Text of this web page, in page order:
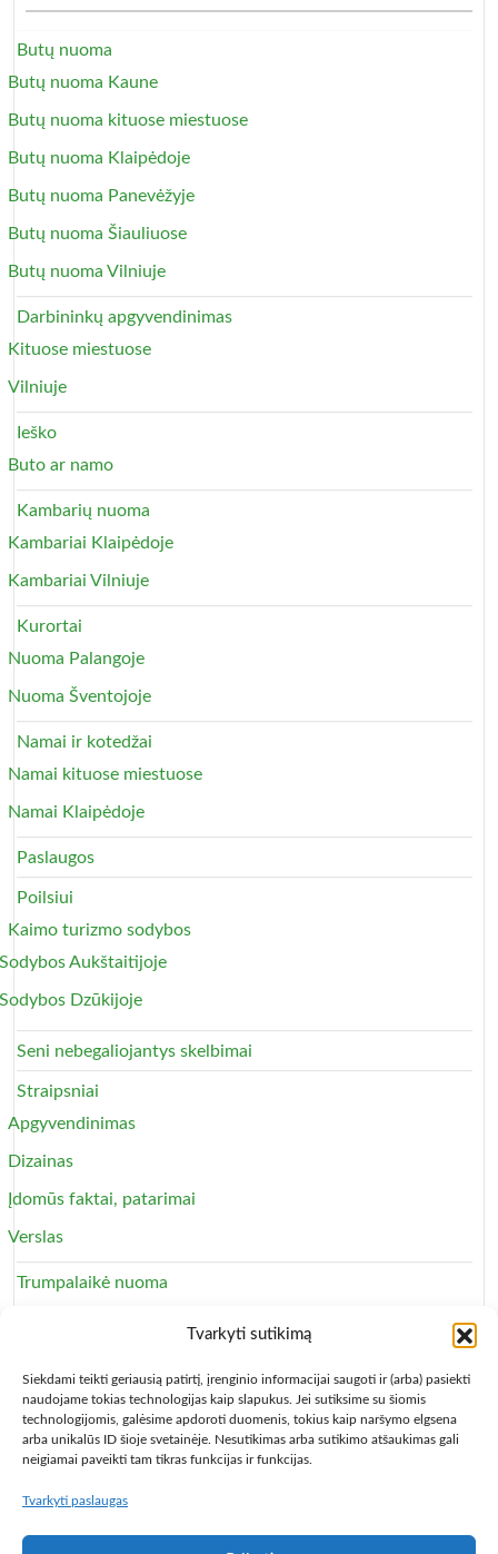
Tvarkyti sutikimą
Siekdami teikti geriausią patirtį, įrenginio informacijai saugoti ir (arba) pasiekti
naudojame tokias technologijas kaip slapukus. Jei sutiksime su šiomis
technologijomis, galėsime apdoroti duomenis, tokius kaip naršymo elgsena
arba unikalūs ID šioje svetainėje. Nesutikimas arba sutikimo atšaukimas gali
neigiamai paveikti tam tikras funkcijas ir funkcijas.
Tvarkyti paslaugas
Butų nuoma
Butų nuoma Kaune
Butų nuoma kituose miestuose
Butų nuoma Klaipėdoje
Butų nuoma Panevėžyje
Butų nuoma Šiauliuose
Butų nuoma Vilniuje
Darbininkų apgyvendinimas
Kituose miestuose
Vilniuje
Ieško
Buto ar namo
Kambarių nuoma
Kambariai Klaipėdoje
Kambariai Vilniuje
Kurortai
Nuoma Palangoje
Nuoma Šventojoje
Namai ir kotedžai
Namai kituose miestuose
Namai Klaipėdoje
Paslaugos
Poilsiui
Kaimo turizmo sodybos
Sodybos Aukštaitijoje
Sodybos Dzūkijoje
Seni nebegaliojantys skelbimai
Straipsniai
Apgyvendinimas
Dizainas
Įdomūs faktai, patarimai
Verslas
Trumpalaikė nuoma
Copyright © 2013 – 2026